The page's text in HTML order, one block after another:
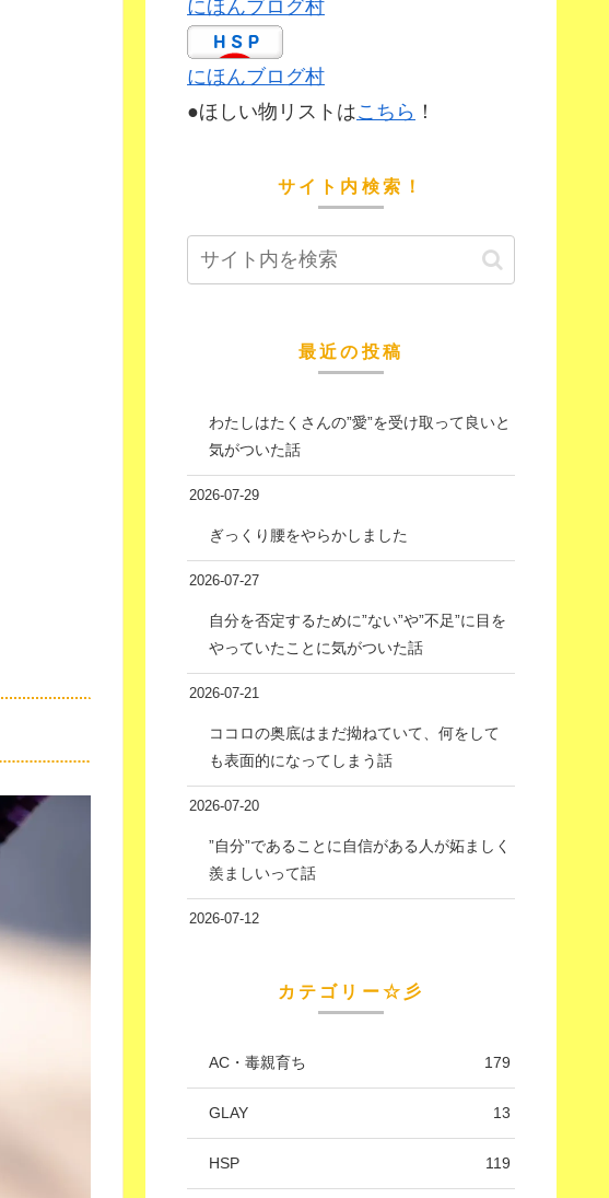
にほんブログ村
にほんブログ村
●ほしい物リストはこちら ！
サイト内検索！
最近の投稿
わたしはたくさんの”愛”を受け取って良いと
気がついた話
2026-07-29
ぎっくり腰をやらかしました
2026-07-27
自分を否定するために”ない”や”不足”に目を
やっていたことに気がついた話
2026-07-21
ココロの奥底はまだ拗ねていて、何をして
も表面的になってしまう話
2026-07-20
”自分”であることに自信がある人が妬ましく
羨ましいって話
2026-07-12
カテゴリー☆彡
AC・毒親育ち 179
GLAY 13
HSP 119